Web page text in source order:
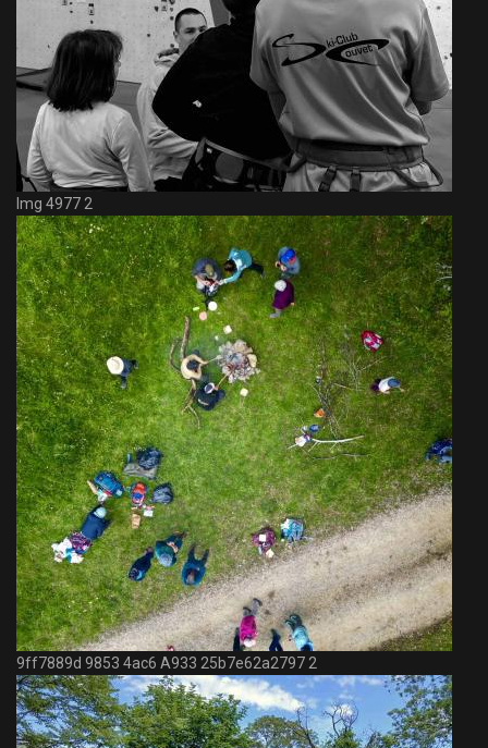
Img 4977 2
9ff7889d 9853 4ac6 A933 25b7e62a2797 2